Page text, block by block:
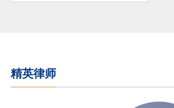
精英律师